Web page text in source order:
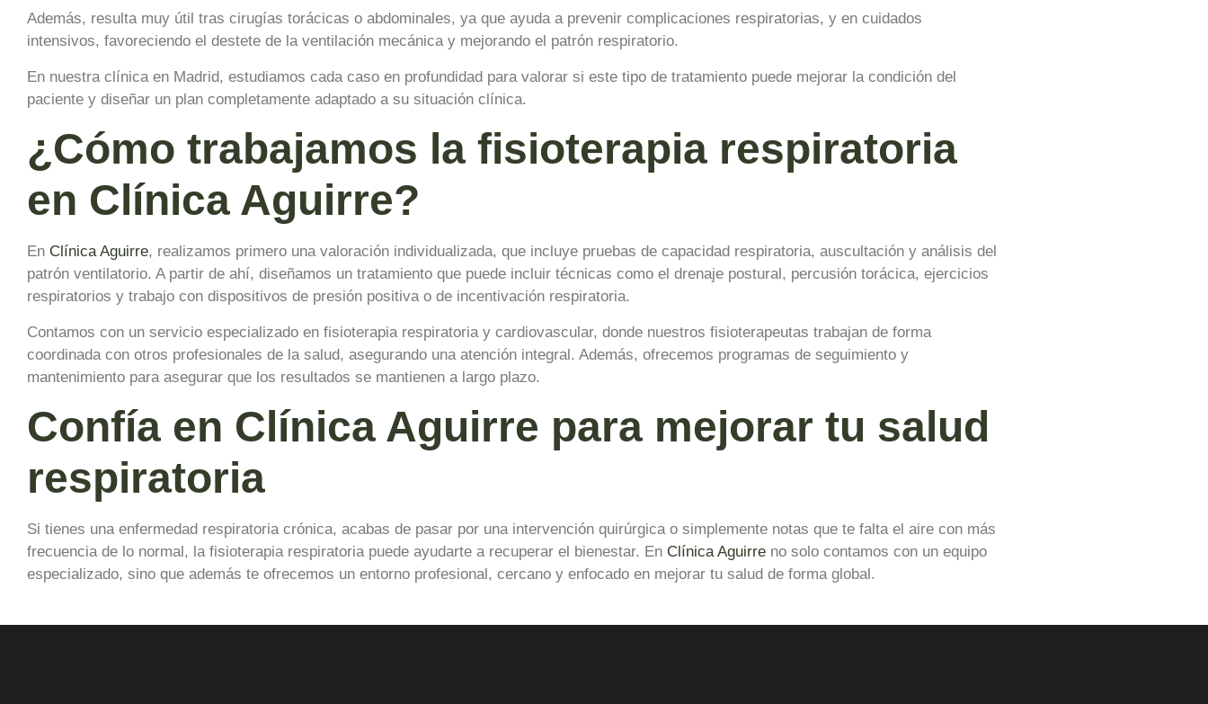
Además, resulta muy útil tras cirugías torácicas o abdominales, ya que ayuda a prevenir complicaciones respiratorias, y en cuidados
intensivos, favoreciendo el destete de la ventilación mecánica y mejorando el patrón respiratorio.
En nuestra clínica en Madrid, estudiamos cada caso en profundidad para valorar si este tipo de tratamiento puede mejorar la condición del
paciente y diseñar un plan completamente adaptado a su situación clínica.
¿Cómo trabajamos la fisioterapia respiratoria
en Clínica Aguirre?
En Clínica Aguirre, realizamos primero una valoración individualizada, que incluye pruebas de capacidad respiratoria, auscultación y análisis del
patrón ventilatorio. A partir de ahí, diseñamos un tratamiento que puede incluir técnicas como el drenaje postural, percusión torácica, ejercicios
respiratorios y trabajo con dispositivos de presión positiva o de incentivación respiratoria.
Contamos con un servicio especializado en fisioterapia respiratoria y cardiovascular, donde nuestros fisioterapeutas trabajan de forma
coordinada con otros profesionales de la salud, asegurando una atención integral. Además, ofrecemos programas de seguimiento y
mantenimiento para asegurar que los resultados se mantienen a largo plazo.
Confía en Clínica Aguirre para mejorar tu salud
respiratoria
Si tienes una enfermedad respiratoria crónica, acabas de pasar por una intervención quirúrgica o simplemente notas que te falta el aire con más
frecuencia de lo normal, la fisioterapia respiratoria puede ayudarte a recuperar el bienestar. En Clínica Aguirre no solo contamos con un equipo
especializado, sino que además te ofrecemos un entorno profesional, cercano y enfocado en mejorar tu salud de forma global.